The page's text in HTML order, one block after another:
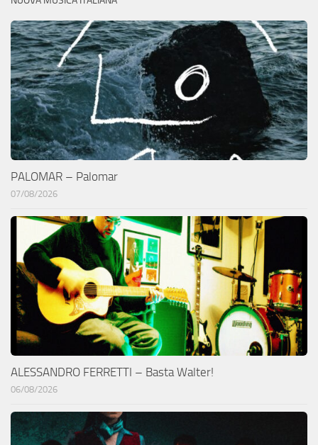
PALOMAR – Palomar
07/08/2026
ALESSANDRO FERRETTI – Basta Walter!
06/08/2026